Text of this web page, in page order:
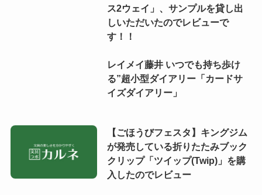
ス2ウェイ」、サンプルを貸し出
しいただいたのでレビューで
す！！
レイメイ藤井 いつでも持ち歩け
る”超小型ダイアリー「カードサ
イズダイアリー」
【ごほうびフェスタ】キングジム
が発売している折りたたみブック
クリップ「ツイップ(Twip)」を購
入したのでレビュー